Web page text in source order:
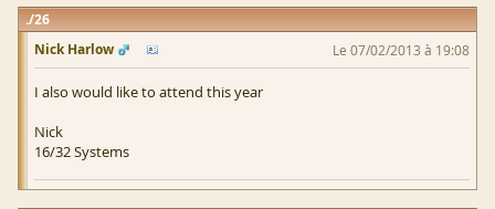
26
Nick Harlow
Le 07/02/2013 à 19:08
I also would like to attend this year
Nick
16/32 Systems